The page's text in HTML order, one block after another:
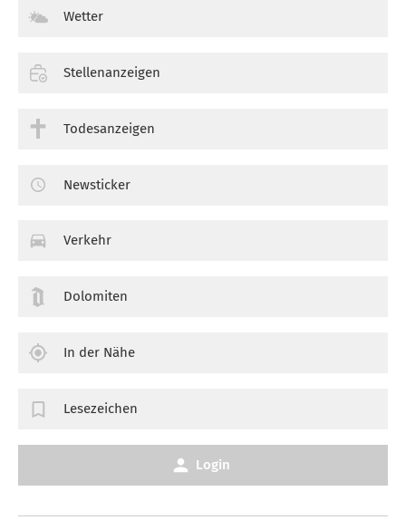
Wetter
Stellenanzeigen
Todesanzeigen
Newsticker
Verkehr
Dolomiten
In der Nähe
Lesezeichen
Login